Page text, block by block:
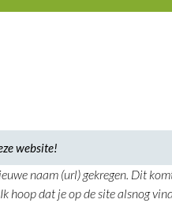
website!
naam (url) gekregen. Dit
hoop dat je op de site alsnog